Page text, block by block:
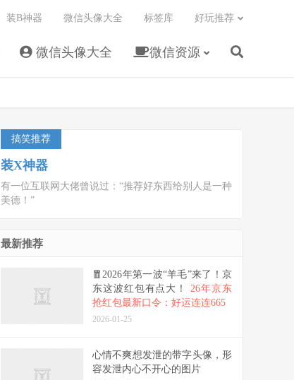
微信头像大全 微信资源
装B神器 微信头像大全 标签库 好玩推荐
搞笑推荐
装X神器
有一位互联网大佬曾说过：“推荐好东西给别人是一种
美德！”
最新推荐
🧧2026年第一波“羊毛”来了！京
东这波红包有点大！ 26年京东
抢红包最新口令：好运连连665
2026-01-25
心情不爽想发泄的带字头像，形
容发泄内心不开心的图片